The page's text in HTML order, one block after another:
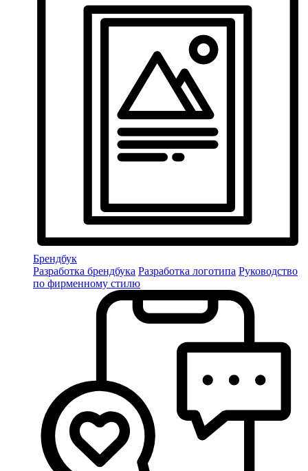
Брендбук
Разработка брендбука Разработка логотипа Руководство
по фирменному стилю